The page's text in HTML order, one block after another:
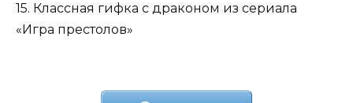
15. Классная гифка с драконом из сериала
«Игра престолов»